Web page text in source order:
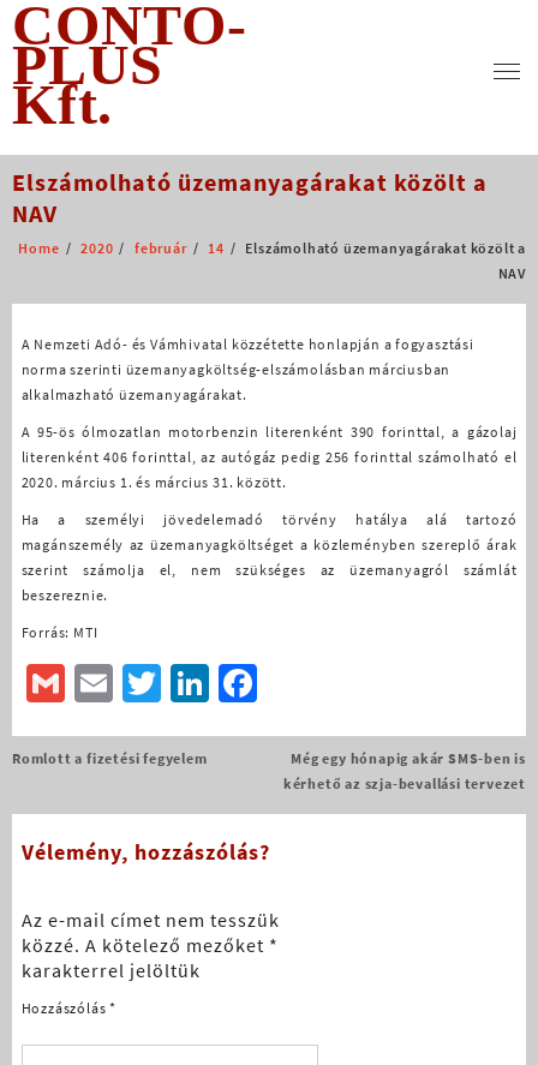
Skip
content
CONTO-
PLUS
Kft.
Elszámolható üzemanyagárakat közölt a
NAV
Home 2020 február 14
Elszámolható üzemanyagárakat közölt a
NAV
A Nemzeti Adó- és Vámhivatal közzétette honlapján a fogyasztási
norma szerinti üzemanyagköltség-elszámolásban márciusban
alkalmazható üzemanyagárakat.
A 95-ös ólmozatlan motorbenzin literenként 390 forinttal, a gázolaj
literenként 406 forinttal, az autógáz pedig 256 forinttal számolható el
2020. március 1. és március 31. között.
Ha a személyi jövedelemadó törvény hatálya alá tartozó
magánszemély az üzemanyagköltséget a közleményben szereplő árak
szerint számolja el, nem szükséges az üzemanyagról számlát
beszereznie.
Forrás: MTI
GmailEmailTwitterLinkedIn
Facebook
Bejegyzés
Romlott a fizetési fegyelem
Még egy hónapig akár SMS-ben is
kérhető az szja-bevallási tervezet
Vélemény, hozzászólás?
Az e-mail címet nem tesszük
közzé. A kötelező mezőket *
karakterrel jelöltük
Hozzászólás*